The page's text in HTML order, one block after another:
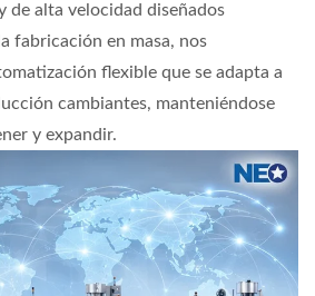
de alta velocidad diseñados
fabricación en masa, nos
flexible que se adapta a
cambiantes, manteniéndose
y expandir.